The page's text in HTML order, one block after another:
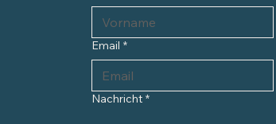
Email *
Nachricht *